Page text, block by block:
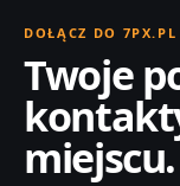
DOŁĄCZ DO 7PX.PL
Twoje
miejscu.